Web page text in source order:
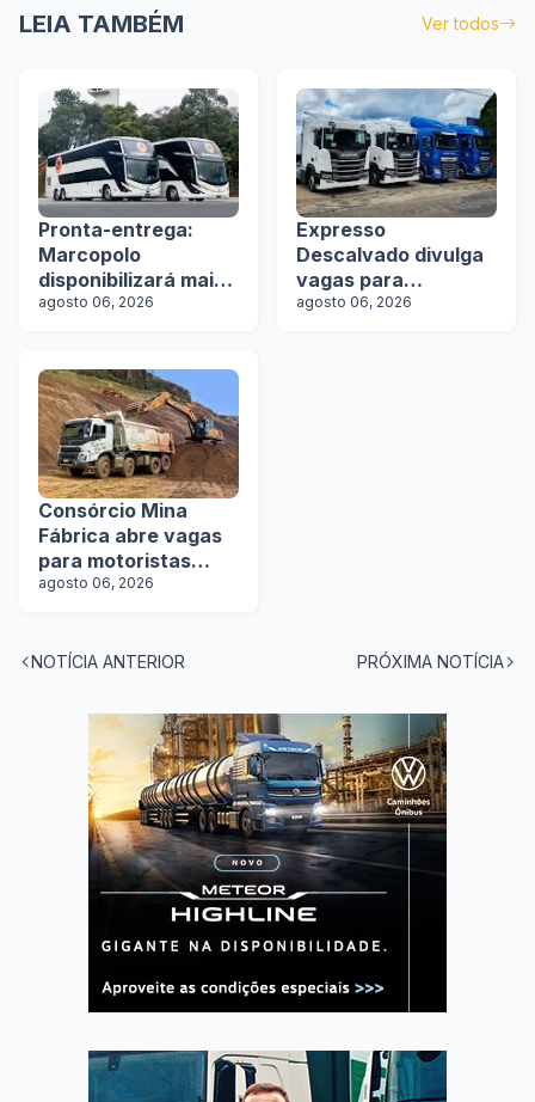
LEIA TAMBÉM Ver todos
Pronta-entrega:
Marcopolo
disponibilizará mais
de 100 ônibus para
agosto 06, 2026
Expresso
Descalvado divulga
vagas para
motoristas
agosto 06, 2026
Consórcio Mina
Fábrica abre vagas
para motoristas
categoria D
agosto 06, 2026
NOTÍCIA ANTERIOR PRÓXIMA NOTÍCIA